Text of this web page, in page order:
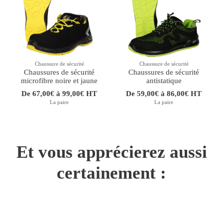
Chaussure de sécurité
Chaussures de sécurité
microfibre noire et jaune
De 67,00€ à 99,00€ HT
La paire
Chaussure de sécurité
Chaussures de sécurité
antistatique
De 59,00€ à 86,00€ HT
La paire
Et vous apprécierez aussi
certainement :